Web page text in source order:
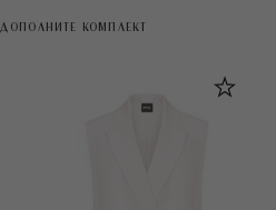
ДОПОЛНИТЕ КОМПЛЕКТ